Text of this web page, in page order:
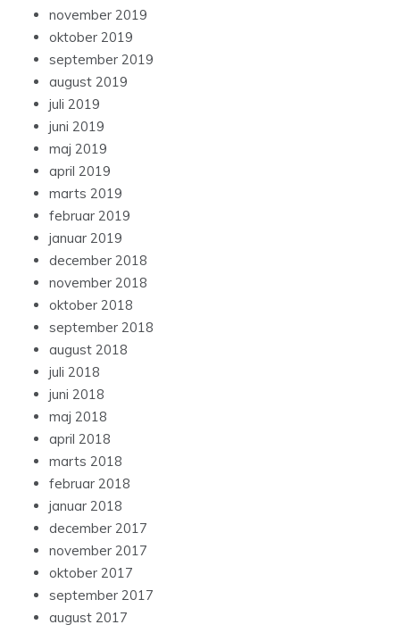
november 2019
oktober 2019
september 2019
august 2019
juli 2019
juni 2019
maj 2019
april 2019
marts 2019
februar 2019
januar 2019
december 2018
november 2018
oktober 2018
september 2018
august 2018
juli 2018
juni 2018
maj 2018
april 2018
marts 2018
februar 2018
januar 2018
december 2017
november 2017
oktober 2017
september 2017
august 2017